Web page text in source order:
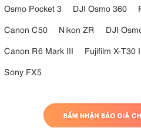
Osmo Pocket 3
DJI Osmo 360
Canon C50
Nikon ZR DJI
Canon R6 Mark III
Fujifilm X-T30
Sony FX5